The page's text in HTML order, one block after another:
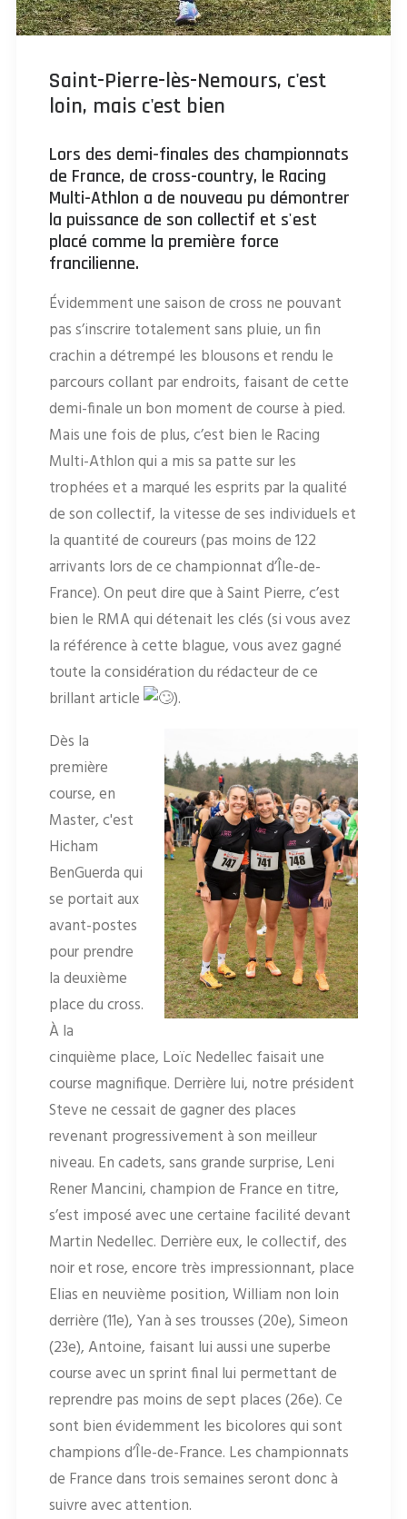
Saint-Pierre-lès-Nemours, c'est
loin, mais c'est bien
Lors des demi-finales des championnats
de France, de cross-country, le Racing
Multi-Athlon a de nouveau pu démontrer
la puissance de son collectif et s'est
placé comme la première force
francilienne.
Évidemment une saison de cross ne pouvant
pas s’inscrire totalement sans pluie, un fin
crachin a détrempé les blousons et rendu le
parcours collant par endroits, faisant de cette
demi-finale un bon moment de course à pied.
Mais une fois de plus, c’est bien le Racing
Multi-Athlon qui a mis sa patte sur les
trophées et a marqué les esprits par la qualité
de son collectif, la vitesse de ses individuels et
la quantité de coureurs (pas moins de 122
arrivants lors de ce championnat d’Île-de-
France). On peut dire que à Saint Pierre, c’est
bien le RMA qui détenait les clés (si vous avez
la référence à cette blague, vous avez gagné
toute la considération du rédacteur de ce
brillant article
).
Dès la
première
course, en
Master, c'est
Hicham
BenGuerda qui
se portait aux
avant-postes
pour prendre
la deuxième
place du cross.
À la
cinquième place, Loïc Nedellec faisait une
course magnifique. Derrière lui, notre président
Steve ne cessait de gagner des places
revenant progressivement à son meilleur
niveau. En cadets, sans grande surprise, Leni
Rener Mancini, champion de France en titre,
s’est imposé avec une certaine facilité devant
Martin Nedellec. Derrière eux, le collectif, des
noir et rose, encore très impressionnant, place
Elias en neuvième position, William non loin
derrière (11e), Yan à ses trousses (20e), Simeon
(23e), Antoine, faisant lui aussi une superbe
course avec un sprint final lui permettant de
reprendre pas moins de sept places (26e). Ce
sont bien évidemment les bicolores qui sont
champions d’Île-de-France. Les championnats
de France dans trois semaines seront donc à
suivre avec attention.